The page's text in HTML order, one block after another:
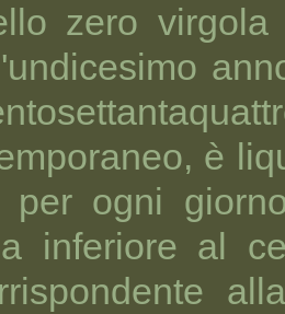
zero
è
per ogni
inferiore al